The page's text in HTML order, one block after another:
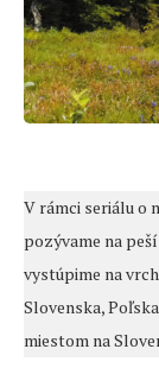
V rámci seriálu o
pozývame na
vystúpime na
Slovenska,
miestom na